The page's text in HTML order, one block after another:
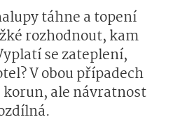
táhne a topení
rozhodnout, kam
se zateplení,
V obou případech
ale návratnost